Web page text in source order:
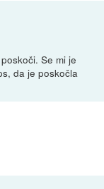
Se mi je
da je poskočla